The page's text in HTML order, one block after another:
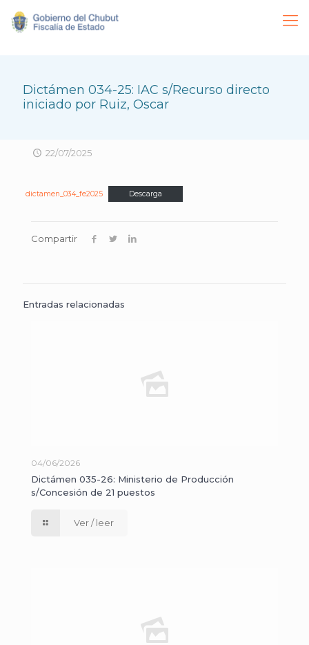
Dictámen 034-25: IAC s/Recurso directo
iniciado por Ruiz, Oscar
22/07/2025
dictamen_034_fe2025 Descarga
Compartir
Entradas relacionadas
04/06/2026
Dictámen 035-26: Ministerio de Producción
s/Concesión de 21 puestos
Ver / leer